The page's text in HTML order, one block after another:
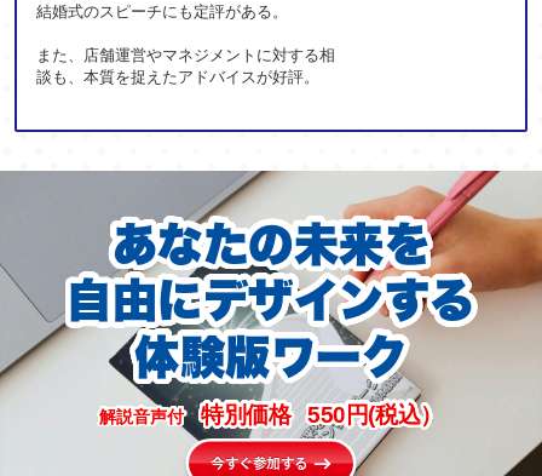
結婚式のスピーチにも定評がある。
また、店舗運営やマネジメントに対する相
談も、本質を捉えたアドバイスが好評。
あなたの未来を
自由にデザインする
体験版ワーク
解説音声付特別価格 550 円(税込）
今すぐ参加する